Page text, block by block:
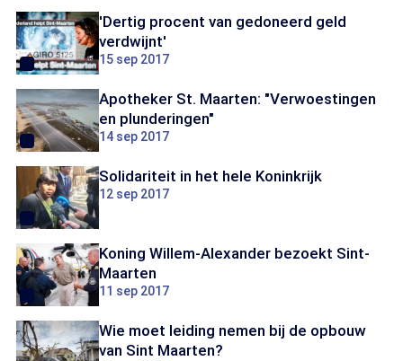
'Dertig procent van gedoneerd geld
verdwijnt'
15 sep 2017
Apotheker St. Maarten: "Verwoestingen
en plunderingen"
14 sep 2017
Solidariteit in het hele Koninkrijk
12 sep 2017
Koning Willem-Alexander bezoekt Sint-
Maarten
11 sep 2017
Wie moet leiding nemen bij de opbouw
van Sint Maarten?